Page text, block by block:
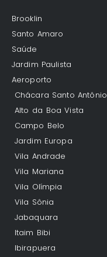
Brooklin
Santo Amaro
Saúde
Jardim Paulista
Aeroporto
Chácara Santo Antônio
Alto da Boa Vista
Campo Belo
Jardim Europa
Vila Andrade
Vila Mariana
Vila Olímpia
Vila Sônia
Jabaquara
Itaim Bibi
Ibirapuera